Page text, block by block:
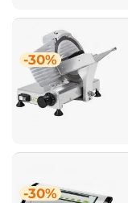
-30%
-30%